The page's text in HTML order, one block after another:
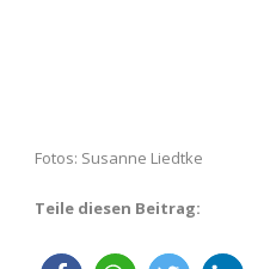
Fotos: Susanne Liedtke
Teile diesen Beitrag: